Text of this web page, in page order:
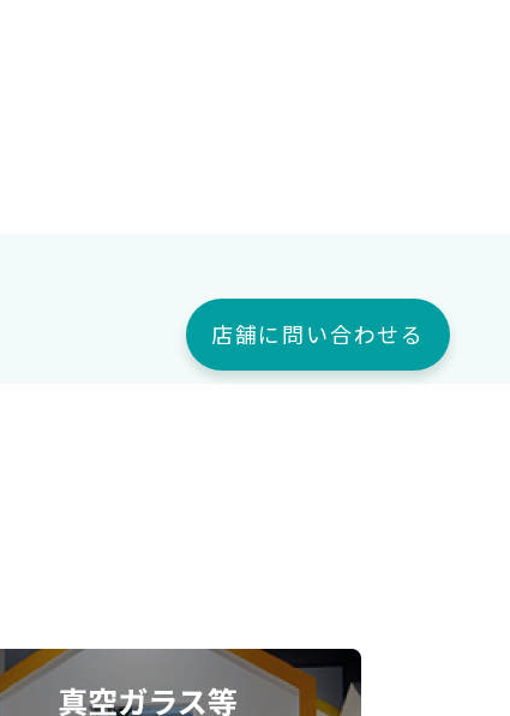
店舗に問い合わせる